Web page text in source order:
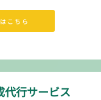
こちら
行サービス